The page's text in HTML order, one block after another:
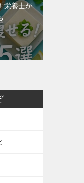
栄養士が